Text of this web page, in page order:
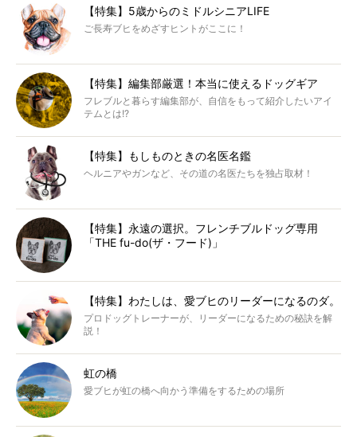
【特集】5歳からのミドルシニアLIFE
ご長寿ブヒをめざすヒントがここに！
【特集】編集部厳選！本当に使えるドッグギア
フレブルと暮らす編集部が、自信をもって紹介したいアイ
テムとは!?
【特集】もしものときの名医名鑑
ヘルニアやガンなど、その道の名医たちを独占取材！
【特集】永遠の選択。フレンチブルドッグ専用
「THE fu-do(ザ・フード)」
【特集】わたしは、愛ブヒのリーダーになるのダ。
プロドッグトレーナーが、リーダーになるための秘訣を解
説！
虹の橋
愛ブヒが虹の橋へ向かう準備をするための場所